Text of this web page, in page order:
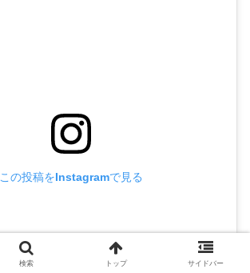
この投稿をInstagramで見る
検索 トップ サイドバー